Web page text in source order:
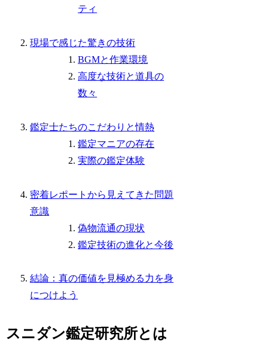
ティ
現場で感じた驚きの技術
BGMと作業環境
高度な技術と道具の
数々
鑑定士たちのこだわりと情熱
鑑定マニアの存在
実際の鑑定体験
密着レポートから見えてきた問題
意識
偽物流通の現状
鑑定技術の進化と今後
結論：真の価値を見極める力を身
につけよう
スニダン鑑定研究所とは